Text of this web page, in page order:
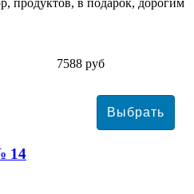
продуктов, в подарок, дорогим
7588 руб
14